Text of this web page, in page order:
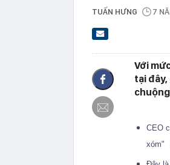
TUẤN HƯNG 7
Với
tại
CEO
xóm"